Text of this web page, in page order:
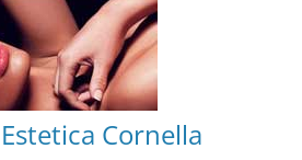
Cornella